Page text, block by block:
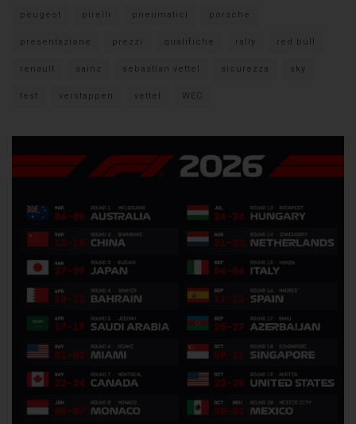
peugeot pirelli pneumatici porsche
presentazione prezzi qualifiche rally red bull
renault sainz sebastian vettel sicurezza sky
test verstappen vettel WEC